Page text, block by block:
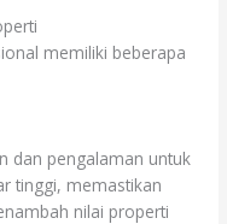
memiliki beberapa
dan pengalaman untuk
tinggi, memastikan
nilai properti